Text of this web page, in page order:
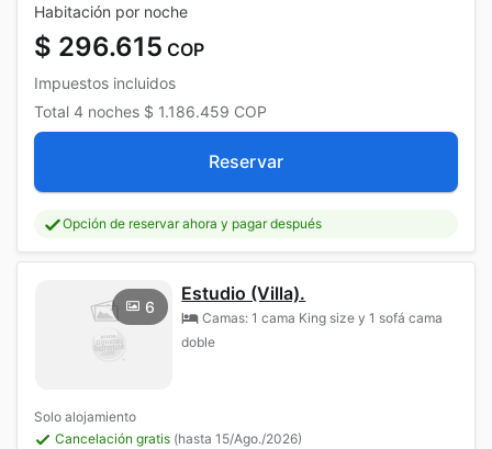
Habitación por noche
$ 296.615 COP
Impuestos incluidos
Total 4 noches $ 1.186.459 COP
Reservar
Opción de reservar ahora y pagar después
6
Estudio (Villa).
Camas: 1 cama King size y 1 sofá cama
doble
Solo alojamiento
Cancelación gratis (hasta 15/Ago./2026)